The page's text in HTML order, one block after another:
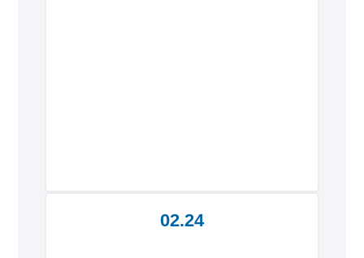
02.24